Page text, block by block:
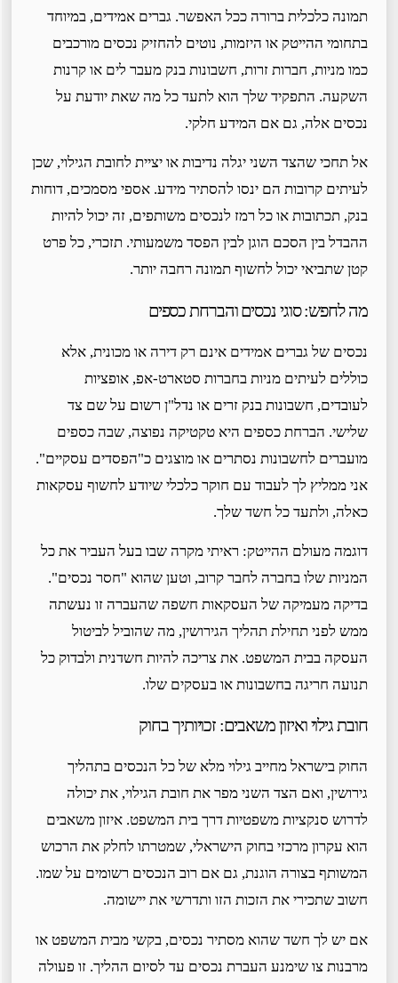
תמונה כלכלית ברורה ככל האפשר. גברים אמידים, במיוחד
בתחומי ההייטק או היזמות, נוטים להחזיק נכסים מורכבים
כמו מניות, חברות זרות, חשבונות בנק מעבר לים או קרנות
השקעה. התפקיד שלך הוא לתעד כל מה שאת יודעת על
נכסים אלה, גם אם המידע חלקי.
אל תחכי שהצד השני יגלה נדיבות או יציית לחובת הגילוי, שכן
לעיתים קרובות הם ינסו להסתיר מידע. אספי מסמכים, דוחות
בנק, תכתובות או כל רמז לנכסים משותפים, זה יכול להיות
ההבדל בין הסכם הוגן לבין הפסד משמעותי. תזכרי, כל פרט
קטן שתביאי יכול לחשוף תמונה רחבה יותר.
מה לחפש: סוגי נכסים והברחת כספים
נכסים של גברים אמידים אינם רק דירה או מכונית, אלא
כוללים לעיתים מניות בחברות סטארט-אפ, אופציות
לעובדים, חשבונות בנק זרים או נדל"ן רשום על שם צד
שלישי. הברחת כספים היא טקטיקה נפוצה, שבה כספים
מועברים לחשבונות נסתרים או מוצגים כ"הפסדים עסקיים".
אני ממליץ לך לעבוד עם חוקר כלכלי שיודע לחשוף עסקאות
כאלה, ולתעד כל חשד שלך.
דוגמה מעולם ההייטק: ראיתי מקרה שבו בעל העביר את כל
המניות שלו בחברה לחבר קרוב, וטען שהוא "חסר נכסים".
בדיקה מעמיקה של העסקאות חשפה שהעברה זו נעשתה
ממש לפני תחילת תהליך הגירושין, מה שהוביל לביטול
העסקה בבית המשפט. את צריכה להיות חשדנית ולבדוק כל
תנועה חריגה בחשבונות או בעסקים שלו.
חובת גילוי ואיזון משאבים: זכויותיך בחוק
החוק בישראל מחייב גילוי מלא של כל הנכסים בתהליך
גירושין, ואם הצד השני מפר את חובת הגילוי, את יכולה
לדרוש סנקציות משפטיות דרך בית המשפט. איזון משאבים
הוא עקרון מרכזי בחוק הישראלי, שמטרתו לחלק את הרכוש
המשותף בצורה הוגנת, גם אם רוב הנכסים רשומים על שמו.
חשוב שתכירי את הזכות הזו ותדרשי את יישומה.
אם יש לך חשד שהוא מסתיר נכסים, בקשי מבית המשפט או
מרבנות צו שימנע העברת נכסים עד לסיום ההליך. זו פעולה